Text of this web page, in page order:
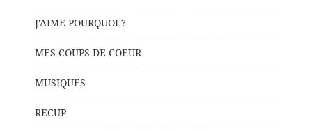
J'AIME POURQUOI ?
MES COUPS DE COEUR
MUSIQUES
RECUP